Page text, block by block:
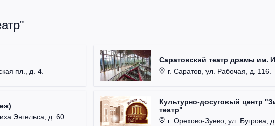
пл., д. 4.
Энгельса, д. 60.
Саратовский театр драмы им.
г. Саратов, ул. Рабочая, д. 116.
Культурно-досуговый центр
театр"
г. Орехово-Зуево, ул. Бугрова,